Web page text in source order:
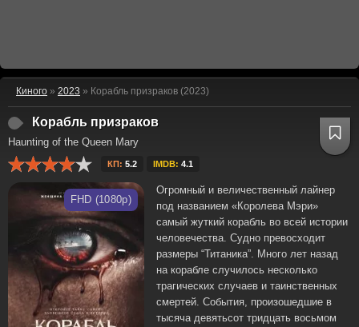
Киного » 2023 » Корабль призраков (2023)
Корабль призраков
Haunting of the Queen Mary
КП: 5.2 IMDB: 4.1
FHD (1080p)
Огромный и величественный лайнер
под названием «Королева Мэри»
самый жуткий корабль во всей истории
человечества. Судно превосходит
размеры “Титаника”. Много лет назад
на корабле случилось несколько
трагических случаев и таинственных
смертей. События, произошедшие в
тысяча девятьсот тридцать восьмом